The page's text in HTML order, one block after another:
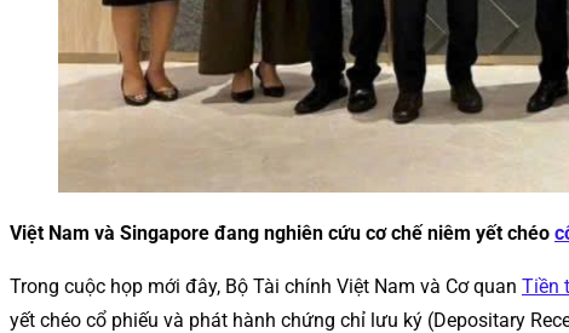
Việt Nam và Singapore đang nghiên cứu cơ chế niêm yết chéo
Trong cuộc họp mới đây, Bộ Tài chính Việt Nam và Cơ quan Tiền
yết chéo cổ phiếu và phát hành chứng chỉ lưu ký (Depositary